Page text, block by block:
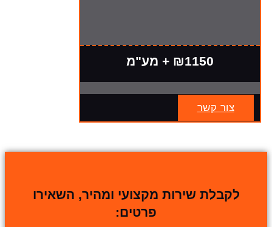
₪1150 + מע"מ
צור קשר
לקבלת שירות מקצועי ומהיר, השאירו
פרטים: